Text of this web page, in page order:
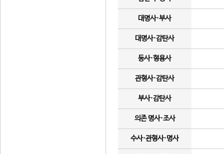
대명사·부사
대명사·감탄사
동사·형용사
관형사·감탄사
부사·감탄사
의존 명사·조사
수사·관형사·명사